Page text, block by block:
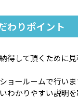
わりポイント
得して頂くために
ョールームで行いま
わかりやすい説明